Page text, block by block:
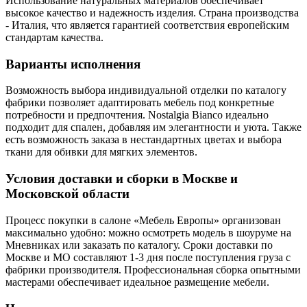
высокое качество и надежность изделия. Страна производства
- Италия, что является гарантией соответствия европейским
стандартам качества.
Варианты исполнения
Возможность выбора индивидуальной отделки по каталогу
фабрики позволяет адаптировать мебель под конкретные
потребности и предпочтения. Nostalgia Bianco идеально
подходит для спален, добавляя им элегантности и уюта. Также
есть возможность заказа в нестандартных цветах и выбора
ткани для обивки для мягких элементов.
Условия доставки и сборки в Москве и
Московской области
Процесс покупки в салоне «Мебель Европы» организован
максимально удобно: можно осмотреть модель в шоуруме на
Мневниках или заказать по каталогу. Сроки доставки по
Москве и МО составляют 1-3 дня после поступления груза с
фабрики производителя. Профессиональная сборка опытными
мастерами обеспечивает идеальное размещение мебели.